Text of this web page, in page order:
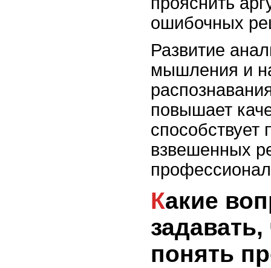
ошибочных
Развитие
мышления и
повышает
способствует
взвешенных
Какие вопросы
понять